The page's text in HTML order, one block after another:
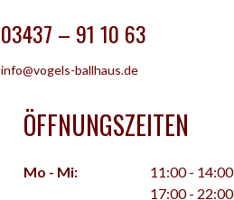
03437 – 91 10 63
info@vogels-ballhaus.de
ÖFFNUNGSZEITEN
Mo - Mi:
11:00 - 14:00
17:00 - 22:00